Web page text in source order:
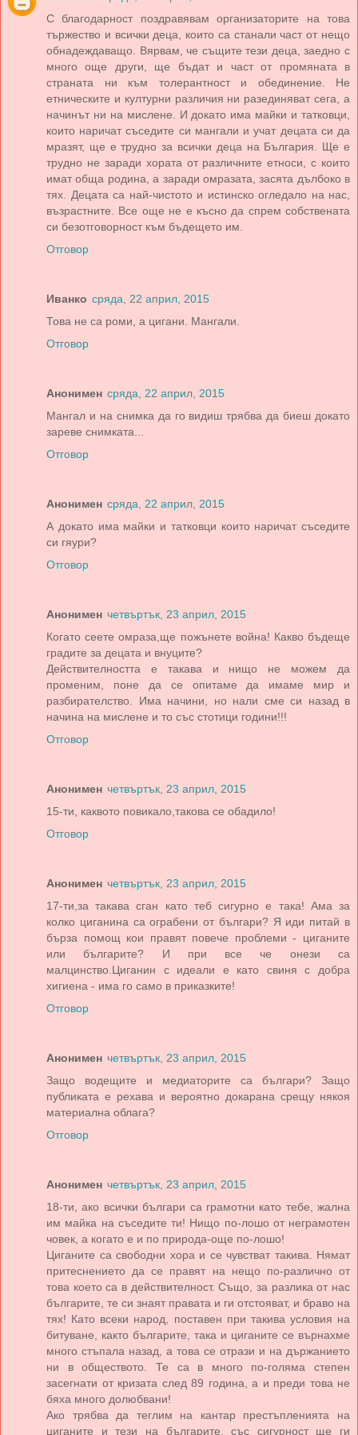
С благодарност поздравявам организаторите на това
тържество и всички деца, които са станали част от нещо
обнадеждаващо. Вярвам, че същите тези деца, заедно с
много още други, ще бъдат и част от промяната в
страната ни към толерантност и обединение. Не
етническите и културни различия ни разединяват сега, а
начинът ни на мислене. И докато има майки и татковци,
които наричат съседите си мангали и учат децата си да
мразят, ще е трудно за всички деца на България. Ще е
трудно не заради хората от различните етноси, с които
имат обща родина, а заради омразата, засята дълбоко в
тях. Децата са най-чистото и истинско огледало на нас,
възрастните. Все още не е късно да спрем собствената
си безотговорност към бъдещето им.
Отговор
Иванко сряда, 22 април, 2015
Това не са роми, а цигани. Мангали.
Отговор
Анонимен сряда, 22 април, 2015
Мангал и на снимка да го видиш трябва да биеш докато
зареве снимката...
Отговор
Анонимен сряда, 22 април, 2015
А докато има майки и татковци които наричат съседите
си гяури?
Отговор
Анонимен четвъртък, 23 април, 2015
Когато сеете омраза,ще пожънете война! Какво бъдеще
градите за децата и внуците?
Действителността е такава и нищо не можем да
променим, поне да се опитаме да имаме мир и
разбирателство. Има начини, но нали сме си назад в
начина на мислене и то със стотици години!!!
Отговор
Анонимен четвъртък, 23 април, 2015
15-ти, каквото повикало,такова се обадило!
Отговор
Анонимен четвъртък, 23 април, 2015
17-ти,за такава сган като теб сигурно е така! Ама за
колко циганина са ограбени от българи? Я иди питай в
бърза помощ кои правят повече проблеми - циганите
или българите? И при все че онези са
малцинство.Циганин с идеали е като свиня с добра
хигиена - има го само в приказките!
Отговор
Анонимен четвъртък, 23 април, 2015
Защо водещите и медиаторите са българи? Защо
публиката е рехава и вероятно докарана срещу някоя
материална облага?
Отговор
Анонимен четвъртък, 23 април, 2015
18-ти, ако всички българи са грамотни като тебе, жална
им майка на съседите ти! Нищо по-лошо от неграмотен
човек, а когато е и по природа-още по-лошо!
Циганите са свободни хора и се чувстват такива. Нямат
притеснението да се правят на нещо по-различно от
това което са в действителност. Също, за разлика от нас
българите, те си знаят правата и ги отстояват, и браво на
тях! Като всеки народ, поставен при такива условия на
битуване, както българите, така и циганите се върнахме
много стъпала назад, а това се отрази и на държанието
ни в обществото. Те са в много по-голяма степен
засегнати от кризата след 89 година, а и преди това не
бяха много долюбвани!
Ако трябва да теглим на кантар престъпленията на
циганите и тези на българите, със сигурност ще ги